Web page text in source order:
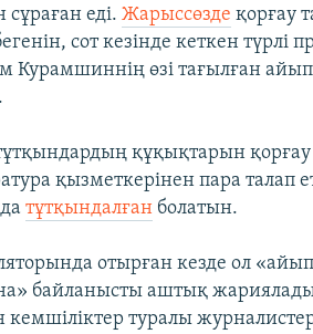
еді.Жарыссөзде қорғау
сот кезінде кеткен түрлі
Курамшиннің өзі тағылған
құқықтарын
қызметкерінен пара талап
тұтқындалған болатын.
отырған кезде ол
байланысты аштық
кемшіліктер туралы